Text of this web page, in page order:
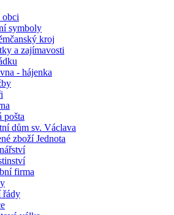
obci
symboly
kroj
a zajímavosti
- hájenka
pošta
dům sv. Václava
zboží Jednota
firma
řády